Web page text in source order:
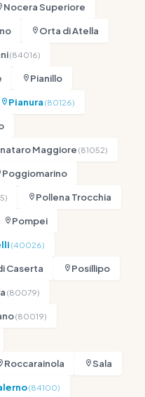
Nocera Superiore
Orta di Atella
(84016)
Pianillo
Pianura (80126)
Maggiore (81052)
Poggiomarino
Pollena Trocchia
Pompei
(40026)
Caserta
Posillipo
(80079)
(80019)
Roccarainola
Sala
(84100)